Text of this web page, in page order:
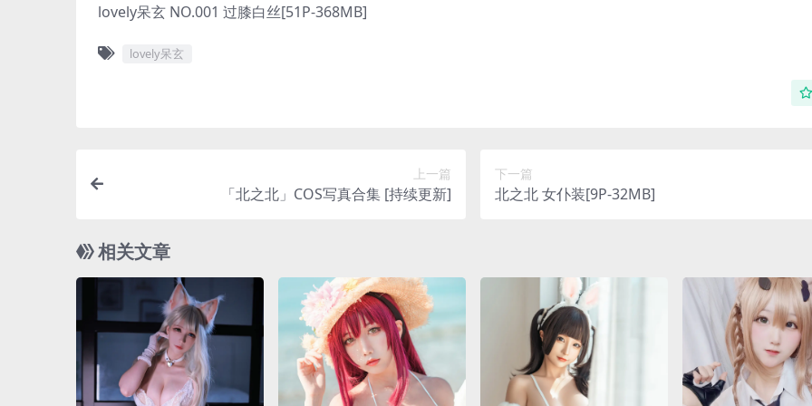
lovely呆玄 NO.001 过膝白丝[51P-368MB]
lovely呆玄
上一篇
「北之北」COS写真合集 [持续更新]
下一篇
北之北 女仆装[9P-32MB]
相关文章